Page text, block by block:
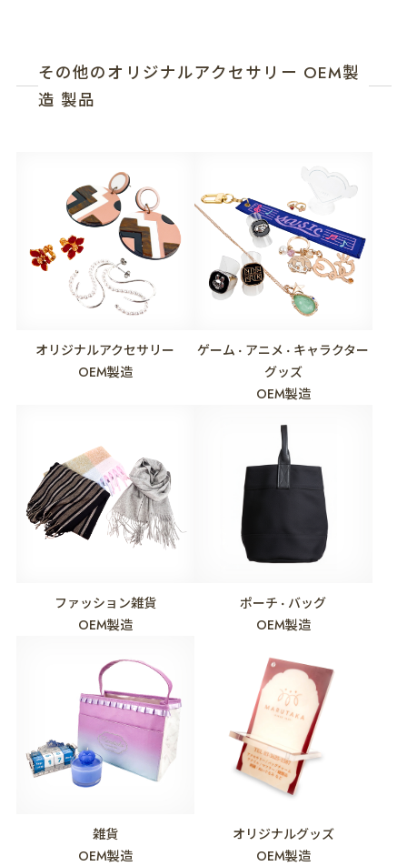
その他のオリジナルアクセサリー OEM製
造 製品
オリジナルアクセサリー
OEM製造
ゲーム ・ アニメ ・ キャラクター
グッズ
OEM製造
ファッション雑貨
OEM製造
ポーチ ・ バッグ
OEM製造
雑貨
OEM製造
オリジナルグッズ
OEM製造